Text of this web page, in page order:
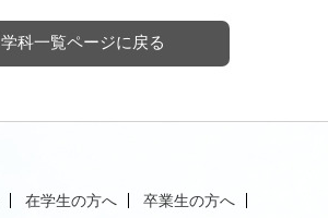
学科一覧ページに戻る
在学生の方へ
卒業生の方へ